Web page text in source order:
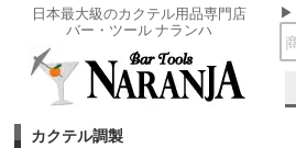
日本最大級のカクテル用品専門店
バー・ツール ナランハ
カクテル調製